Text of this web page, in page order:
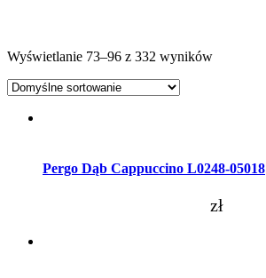
Wyświetlanie 73–96 z 332 wyników
Pergo Dąb Cappuccino L0248-05018
zł